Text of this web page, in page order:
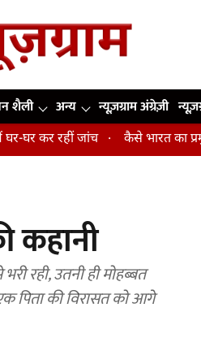
शैली अन्य न्यूज़ग्राम अंग्रेज़ी
जांच कैसे भारत का प्रमुख हाई-
कहानी
रही, उतनी ही मोहब्बत
पिता की विरासत को आगे